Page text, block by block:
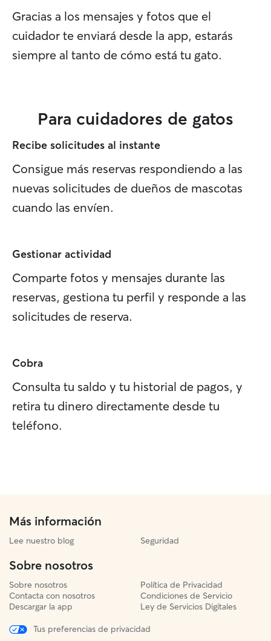
Gracias a los mensajes y fotos que el
cuidador te enviará desde la app, estarás
siempre al tanto de cómo está tu gato.
Para cuidadores de gatos
Recibe solicitudes al instante
Consigue más reservas respondiendo a las
nuevas solicitudes de dueños de mascotas
cuando las envíen.
Gestionar actividad
Comparte fotos y mensajes durante las
reservas, gestiona tu perfil y responde a las
solicitudes de reserva.
Cobra
Consulta tu saldo y tu historial de pagos, y
retira tu dinero directamente desde tu
teléfono.
Más información
Lee nuestro blog Seguridad
Sobre nosotros
Sobre nosotros
Contacta con nosotros
Descargar la app
Política de Privacidad
Condiciones de Servicio
Ley de Servicios Digitales
Tus preferencias de privacidad